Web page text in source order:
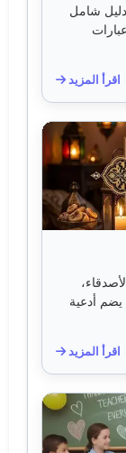
تهنئة عيد الفطر لعام 2026. دليل شامل
اقرأ المزيد
أدعية
اقرأ المزيد